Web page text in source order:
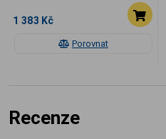
Porovnat
1 383 Kč
Recenze